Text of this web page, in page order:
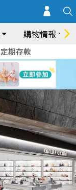
購物情報
定期存款